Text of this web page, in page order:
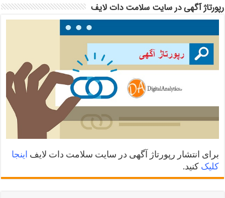
رپورتاژ آگهی در سایت سلامت دات لایف
برای انتشار رپورتاژ آگهی در سایت سلامت دات لایف اینجا
کلیک کنید.